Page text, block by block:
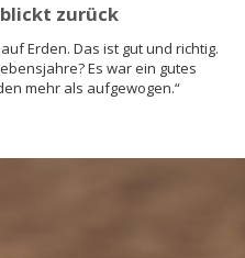
zurück
Erden. Das ist gut und richtig.
Es war ein gutes
mehr als aufgewogen.“